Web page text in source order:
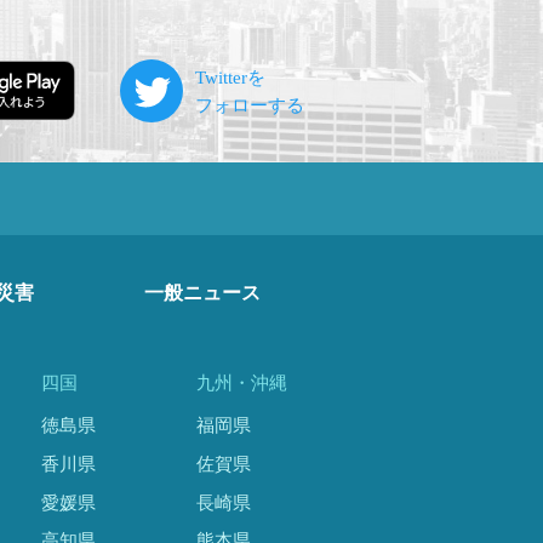
害 一般ニュース
四国
徳島県
香川県
愛媛県
九州・沖縄
福岡県
佐賀県
長崎県